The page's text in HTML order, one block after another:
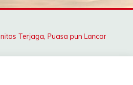
Terjaga, Puasa pun Lancar